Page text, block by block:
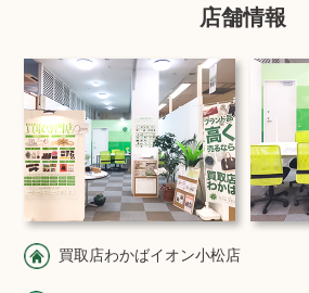
店舗情報
買取店わかばイオン小松店